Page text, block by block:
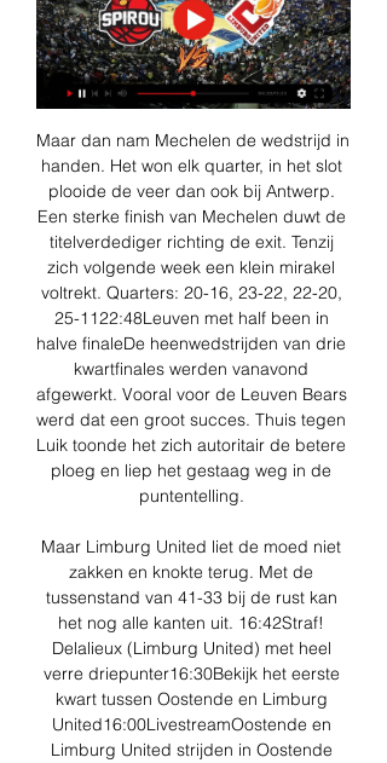
Maar dan nam Mechelen de wedstrijd in
handen. Het won elk quarter, in het slot
plooide de veer dan ook bij Antwerp.
Een sterke finish van Mechelen duwt de
titelverdediger richting de exit. Tenzij
zich volgende week een klein mirakel
voltrekt. Quarters: 20-16, 23-22, 22-20,
25-1122:48Leuven met half been in
halve finaleDe heenwedstrijden van drie
kwartfinales werden vanavond
afgewerkt. Vooral voor de Leuven Bears
werd dat een groot succes. Thuis tegen
Luik toonde het zich autoritair de betere
ploeg en liep het gestaag weg in de
puntentelling.
Maar Limburg United liet de moed niet
zakken en knokte terug. Met de
tussenstand van 41-33 bij de rust kan
het nog alle kanten uit. 16:42Straf!
Delalieux (Limburg United) met heel
verre driepunter16:30Bekijk het eerste
kwart tussen Oostende en Limburg
United16:00LivestreamOostende en
Limburg United strijden in Oostende